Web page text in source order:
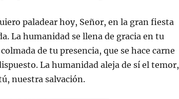
paladear hoy, Señor, en la gran fiesta
La humanidad se llena de gracia en tu
de tu presencia, que se hace carne
La humanidad aleja de sí el temor,
nuestra salvación.